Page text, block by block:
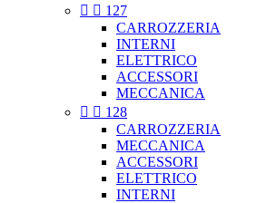
  127
CARROZZERIA
INTERNI
ELETTRICO
ACCESSORI
MECCANICA
  128
CARROZZERIA
MECCANICA
ACCESSORI
ELETTRICO
INTERNI